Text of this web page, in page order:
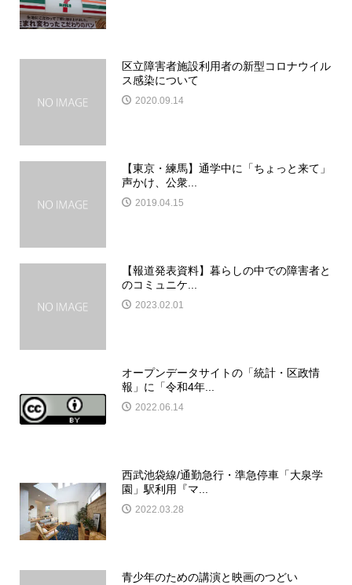
区立障害者施設利用者の新型コロナウイル
ス感染について
2020.09.14
【東京・練馬】通学中に「ちょっと来て」
声かけ、公衆...
2019.04.15
【報道発表資料】暮らしの中での障害者と
のコミュニケ...
2023.02.01
オープンデータサイトの「統計・区政情
報」に「令和4年...
2022.06.14
西武池袋線/通勤急行・準急停車「大泉学
園」駅利用『マ...
2022.03.28
青少年のための講演と映画のつどい